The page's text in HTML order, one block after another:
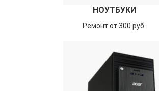
НОУТБУКИ
Ремонт от 300 руб.